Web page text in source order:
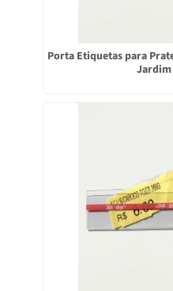
Porta Etiquetas para